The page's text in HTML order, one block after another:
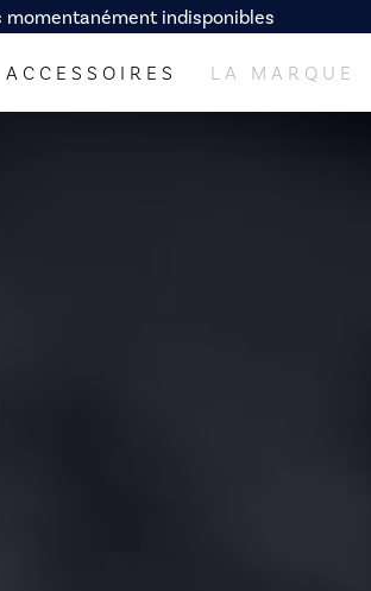
momentanément indisponibles
ACCESSOIRES LA MARQUE